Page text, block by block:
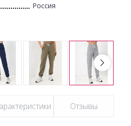
Россия
Отзывы